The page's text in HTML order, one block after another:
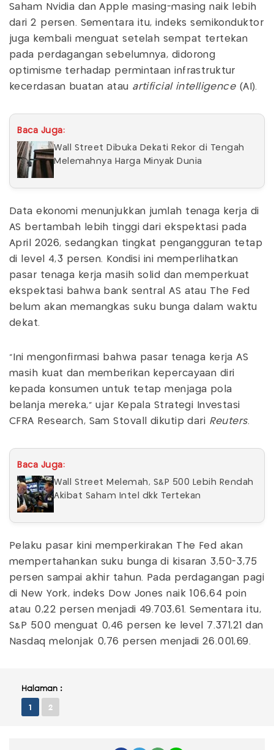
Saham Nvidia dan Apple masing-masing naik lebih
dari 2 persen. Sementara itu, indeks semikonduktor
juga kembali menguat setelah sempat tertekan
pada perdagangan sebelumnya, didorong
optimisme terhadap permintaan infrastruktur
kecerdasan buatan atau artificial intelligence (AI).
Baca Juga:
Wall Street Dibuka Dekati Rekor di Tengah
Melemahnya Harga Minyak Dunia
Data ekonomi menunjukkan jumlah tenaga kerja di
AS bertambah lebih tinggi dari ekspektasi pada
April 2026, sedangkan tingkat pengangguran tetap
di level 4,3 persen. Kondisi ini memperlihatkan
pasar tenaga kerja masih solid dan memperkuat
ekspektasi bahwa bank sentral AS atau The Fed
belum akan memangkas suku bunga dalam waktu
dekat.
“Ini mengonfirmasi bahwa pasar tenaga kerja AS
masih kuat dan memberikan kepercayaan diri
kepada konsumen untuk tetap menjaga pola
belanja mereka,” ujar Kepala Strategi Investasi
CFRA Research, Sam Stovall dikutip dari Reuters.
Baca Juga:
Wall Street Melemah, S&P 500 Lebih Rendah
Akibat Saham Intel dkk Tertekan
Pelaku pasar kini memperkirakan The Fed akan
mempertahankan suku bunga di kisaran 3,50-3,75
persen sampai akhir tahun. Pada perdagangan pagi
di New York, indeks Dow Jones naik 106,64 poin
atau 0,22 persen menjadi 49.703,61. Sementara itu,
S&P 500 menguat 0,46 persen ke level 7.371,21 dan
Nasdaq melonjak 0,76 persen menjadi 26.001,69.
Halaman :
1 2